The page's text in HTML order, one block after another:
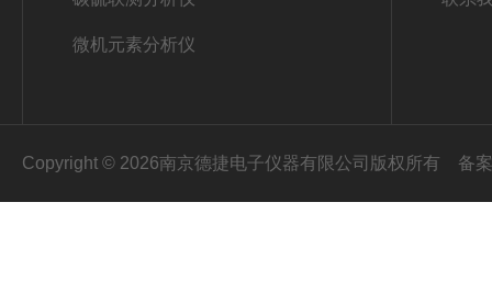
微机元素分析仪
Copyright © 2026南京德捷电子仪器有限公司版权所有 备